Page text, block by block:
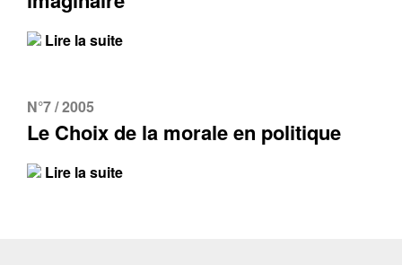
Lire la suite
N°7 / 2005
Le Choix de la morale en politique
Lire la suite